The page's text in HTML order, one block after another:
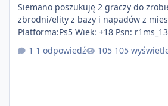
Siemano poszukuję 2 graczy do
zbrodni/elity z bazy i napadów z
Platforma:Ps5 Wiek: +18 Psn:
1 odpowiedź
105